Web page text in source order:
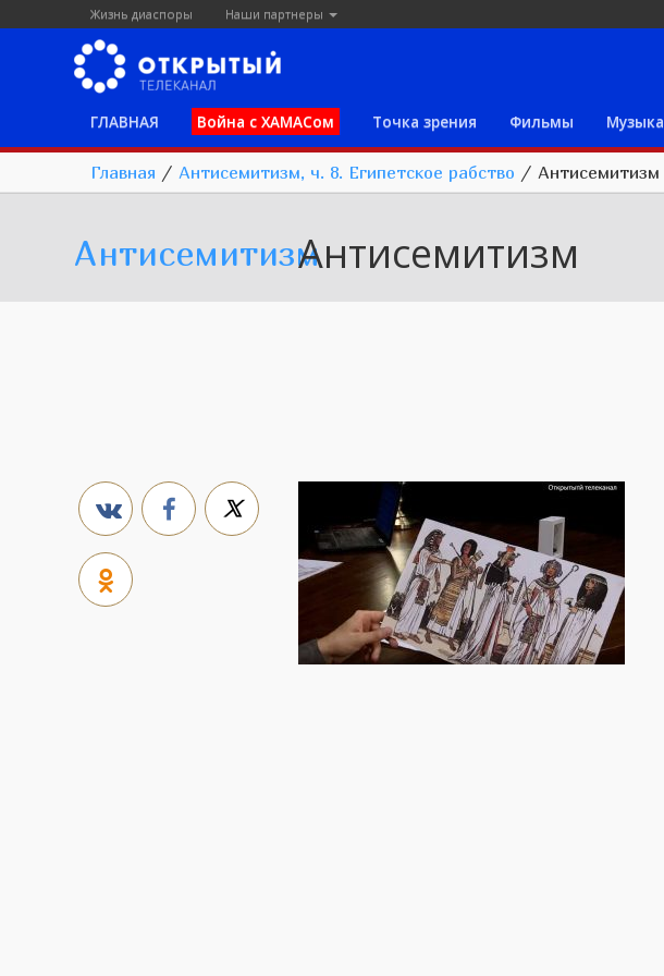
Жизнь диаспоры Наши партнеры
ГЛАВНАЯ Война с ХАМАСом Точка зрения Фильмы Музыка
Главная / Антисемитизм, ч. 8. Египетское рабство / Антисемитизм
АнтисемитизмАнтисемитизм